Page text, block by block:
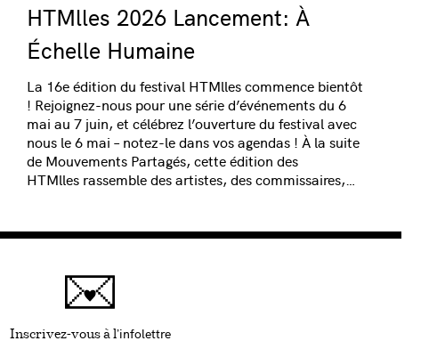
HTMlles 2026 Lancement: À
Échelle Humaine
La 16e édition du festival HTMlles commence bientôt
! Rejoignez-nous pour une série d’événements du 6
mai au 7 juin, et célébrez l’ouverture du festival avec
nous le 6 mai – notez-le dans vos agendas ! À la suite
de Mouvements Partagés, cette édition des
HTMlles rassemble des artistes, des commissaires,…
Inscrivez-vous à l'infolettreCe lien s'ouvrira dans une nouvelle fenêtre